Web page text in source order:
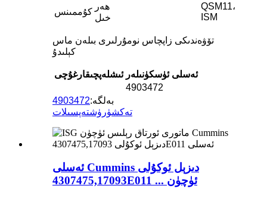
كۇممىنس
ھەر
خىل
QSM11،
ISM
تۆۋەندىكى زاپچاس نومۇرلىرى بىلەن ماس
كېلىدۇ
ئىشلەپچىقارغۇچى ئەسلى ئۈسكۈنىلەر
4903472
بەلگە:4903472
تەكشۈرۈشتەپسىلات
ئەسلى Cummins دىزېل ئوكۇلى
4307475,17093E011 ... ئۈچۈن